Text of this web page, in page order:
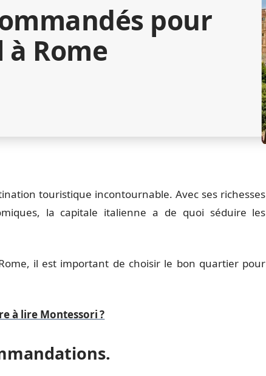
pour
Rome
touristique incontournable. Avec ses richesses
la capitale italienne a de quoi séduire les
il est important de choisir le bon quartier pour
à lire Montessori ?